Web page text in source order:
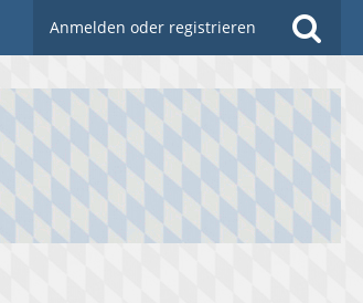
Anmelden oder registrieren